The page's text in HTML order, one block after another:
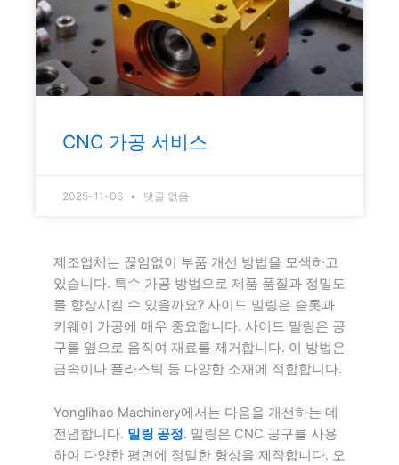
CNC 가공 서비스
2025-11-06 댓글 없음
제조업체는 끊임없이 부품 개선 방법을 모색하고
있습니다. 특수 가공 방법으로 제품 품질과 정밀도
를 향상시킬 수 있을까요? 사이드 밀링은 슬롯과
키웨이 가공에 매우 중요합니다. 사이드 밀링은 공
구를 옆으로 움직여 재료를 제거합니다. 이 방법은
금속이나 플라스틱 등 다양한 소재에 적합합니다.
Yonglihao Machinery에서는 다음을 개선하는 데
전념합니다. 밀링 공정. 밀링은 CNC 공구를 사용
하여 다양한 평면에 정밀한 형상을 제작합니다. 오